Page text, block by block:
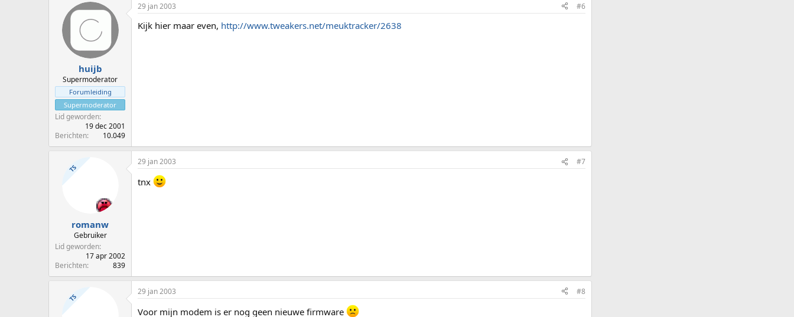
huijb
Supermoderator
Forumleiding
Supermoderator
Lid geworden
19 dec 2001
Berichten
10.049
29 jan 2003 #6
Kijk hier maar even, http://www.tweakers.net/meuktracker/2638
TS
romanw
Gebruiker
Lid geworden
17 apr 2002
Berichten
839
29 jan 2003 #7
tnx
TS
29 jan 2003 #8
Voor mijn modem is er nog geen nieuwe firmware